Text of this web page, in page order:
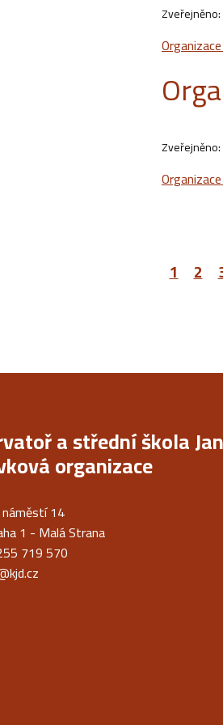
1 2
a střední škola
organizace
14
1 - Malá Strana
719 570